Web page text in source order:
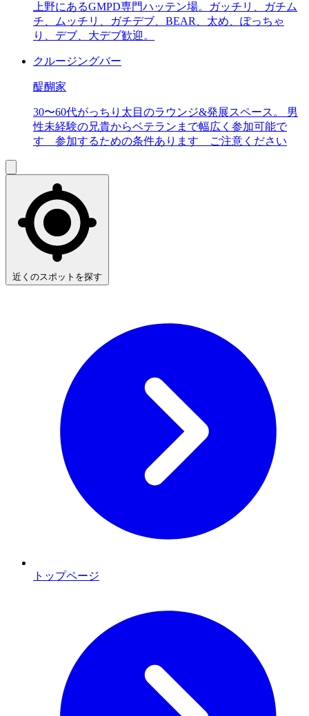
上野にあるGMPD専門ハッテン場。ガッチリ、ガチム
チ、ムッチリ、ガチデブ、BEAR、太め、ぽっちゃ
り、デブ、大デブ歓迎。
クルージングバー
醍醐家
30〜60代がっちり太目のラウンジ&発展スペース。 男
性未経験の兄貴からベテランまで幅広く参加可能で
す 参加するための条件あります ご注意ください
近くのスポットを探す
トップページ